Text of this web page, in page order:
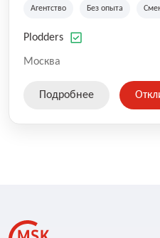
на рынке аутсорсинга, а
оказываемых услуг.
Агентство Без опыта
Plodders
Москва
Подробнее